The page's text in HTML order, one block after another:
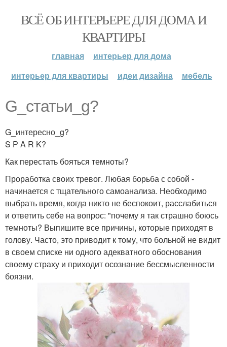
ВСЁ ОБ ИНТЕРЬЕРЕ ДЛЯ ДОМА И
КВАРТИРЫ
главная
интерьер для дома
интерьер для квартиры
идеи дизайна мебель
G_статьи_g?
G_интересно_g?
S P A R K?
Как перестать бояться темноты?
Проработка своих тревог. Любая борьба с собой -
начинается с тщательного самоанализа. Необходимо
выбрать время, когда никто не беспокоит, расслабиться
и ответить себе на вопрос: "почему я так страшно боюсь
темноты? Выпишите все причины, которые приходят в
голову. Часто, это приводит к тому, что больной не видит
в своем списке ни одного адекватного обоснования
своему страху и приходит осознание бессмысленности
боязни.